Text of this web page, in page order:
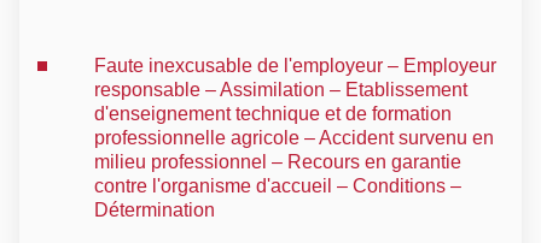
Faute inexcusable de l'employeur – Employeur
responsable – Assimilation – Etablissement
d'enseignement technique et de formation
professionnelle agricole – Accident survenu en
milieu professionnel – Recours en garantie
contre l'organisme d'accueil – Conditions –
Détermination